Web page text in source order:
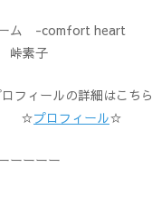
ーム -comfort heart
峠素子
フィールの詳細はこちら
☆プロフィール☆
ーーーー